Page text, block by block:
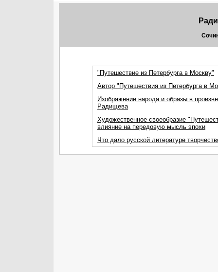
"Путешествие из Петербурга в Москву"
Автор "Путешествия из Петербурга в
Изображение народа и образы в
Радищева
Художественное своеобразие
влияние на передовую мысль эпохи
Что дало русской литературе